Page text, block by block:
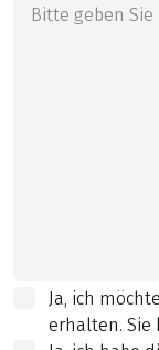
Ja, ich
erhalten. Sie